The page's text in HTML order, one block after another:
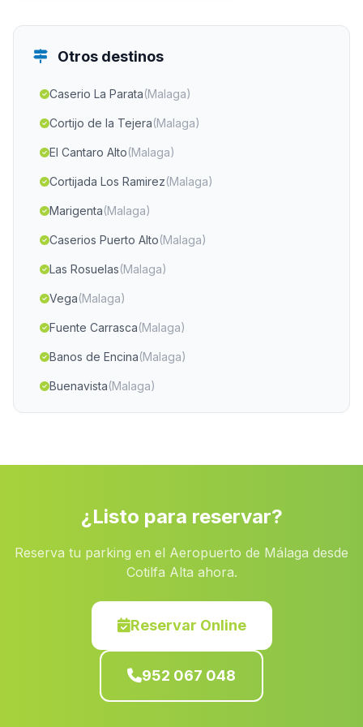
Otros destinos
Caserio La Parata(Malaga)
Cortijo de la Tejera(Malaga)
El Cantaro Alto(Malaga)
Cortijada Los Ramirez(Malaga)
Marigenta(Malaga)
Caserios Puerto Alto(Malaga)
Las Rosuelas(Malaga)
Vega(Malaga)
Fuente Carrasca(Malaga)
Banos de Encina(Malaga)
Buenavista(Malaga)
Faucena(Malaga)
Gorafe(Malaga)
Navalcan(Malaga)
Caserio Vites(Malaga)
Caserio Lomo Pardo(Malaga)
Cortijada Las Cunas(Malaga)
¿Listo para reservar?
Reserva tu parking en el Aeropuerto de Málaga desde
Cotilfa Alta ahora.
Reservar Online
952 067 048